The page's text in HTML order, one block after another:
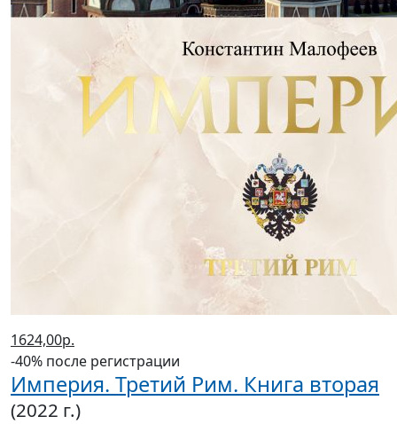
1624,00р.
-40% после регистрации
Империя. Третий Рим. Книга вторая
(2022 г.)